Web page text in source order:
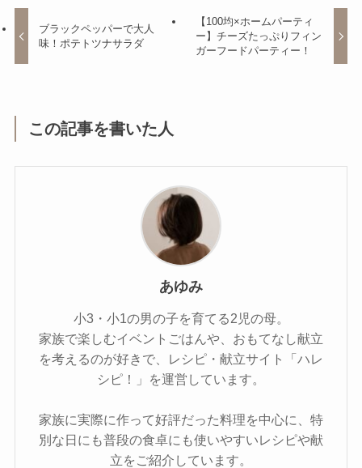
ブラックペッパーで大人
味！ポテトツナサラダ
【100均×ホームパーティ
ー】チーズたっぷりフィン
ガーフードパーティー！
この記事を書いた人
あゆみ
小3・小1の男の子を育てる2児の母。
家族で楽しむイベントごはんや、おもてなし献立
を考えるのが好きで、レシピ・献立サイト「ハレ
シピ！」を運営しています。
家族に実際に作って好評だった料理を中心に、特
別な日にも普段の食卓にも使いやすいレシピや献
立をご紹介しています。